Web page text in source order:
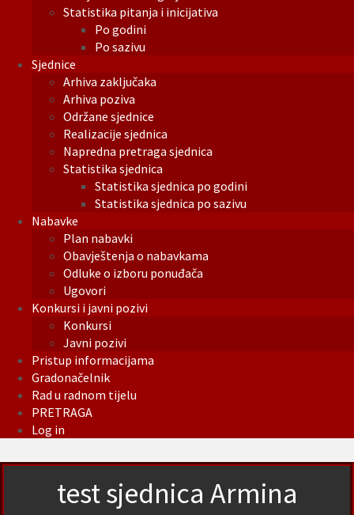
Statistika pitanja i inicijativa
Po godini
Po sazivu
Sjednice
Arhiva zaključaka
Arhiva poziva
Održane sjednice
Realizacije sjednica
Napredna pretraga sjednica
Statistika sjednica
Statistika sjednica po godini
Statistika sjednica po sazivu
Nabavke
Plan nabavki
Obavještenja o nabavkama
Odluke o izboru ponuđača
Ugovori
Konkursi i javni pozivi
Konkursi
Javni pozivi
Pristup informacijama
Gradonačelnik
Rad u radnom tijelu
PRETRAGA
Log in
test sjednica Armina